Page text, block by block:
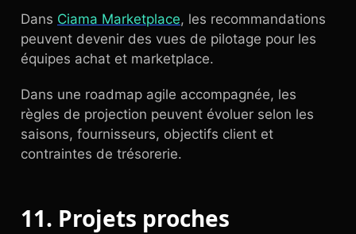
Dans Ciama Marketplace, les recommandations
peuvent devenir des vues de pilotage pour les
équipes achat et marketplace.
Dans une roadmap agile accompagnée, les
règles de projection peuvent évoluer selon les
saisons, fournisseurs, objectifs client et
contraintes de trésorerie.
11. Projets proches